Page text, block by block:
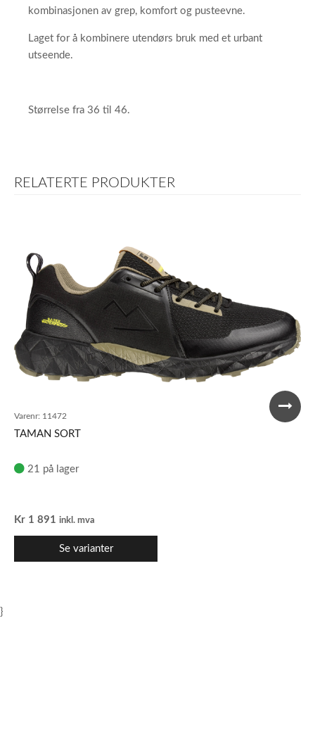
kombinasjonen av grep, komfort og pusteevne.
Laget for å kombinere utendørs bruk med et urbant
utseende.
Størrelse fra 36 til 46.
RELATERTE PRODUKTER
Varenr: 11472
TAMAN SORT
21 på lager
Kr 1 891 inkl. mva
Se varianter
}